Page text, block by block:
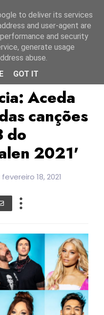
2021
Aceda
canções
do
2021'
fevereiro 18, 2021
to deliver its services
and user-agent are
and security
generate usage
abuse.
GOT IT